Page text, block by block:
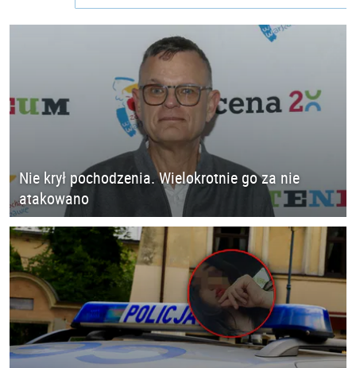
Nie krył pochodzenia. Wielokrotnie go za nie
atakowano